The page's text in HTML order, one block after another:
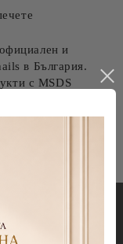
и
в България.
с MSDS
gel